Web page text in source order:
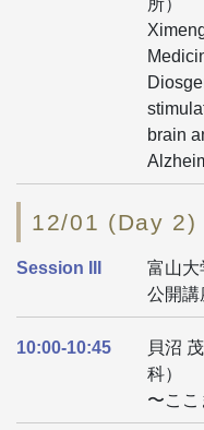
所）
brain
12/01 (Day 2)
Session III
富山大
公開講
10:00-10:45
貝沼
科）
〜こ